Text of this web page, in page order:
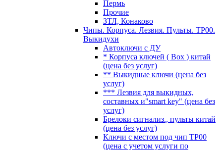
Пермь
Прочие
ЗТЛ, Конаково
Чипы. Корпуса. Лезвия. Пульты. TP00.
Выкидухи
Автоключи с ДУ
* Корпуса ключей ( Box ) китай
(цена без услуг)
** Выкидные ключи (цена без
услуг)
*** Лезвия для выкидных,
составных и"smart key" (цена без
услуг)
Брелоки сигнализ., пульты китай
(цена без услуг)
Ключи с местом под чип TP00
(цена с учетом услуги по